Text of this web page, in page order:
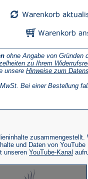
ohne Angabe von Gründen
zu Ihrem
unsere Hinweise zum
Bei einer Bestellung
zusammengestellt.
und Daten von YouTube
unseren YouTube-Kanal